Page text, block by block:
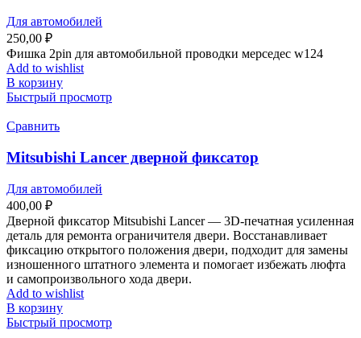
Для автомобилей
250,00 ₽
Фишка 2pin для автомобильной проводки мерседес w124
Add to wishlist
В корзину
Быстрый просмотр
Сравнить
Mitsubishi Lancer дверной фиксатор
Для автомобилей
400,00 ₽
Дверной фиксатор Mitsubishi Lancer — 3D‑печатная усиленная
деталь для ремонта ограничителя двери. Восстанавливает
фиксацию открытого положения двери, подходит для замены
изношенного штатного элемента и помогает избежать люфта
и самопроизвольного хода двери.
Add to wishlist
В корзину
Быстрый просмотр